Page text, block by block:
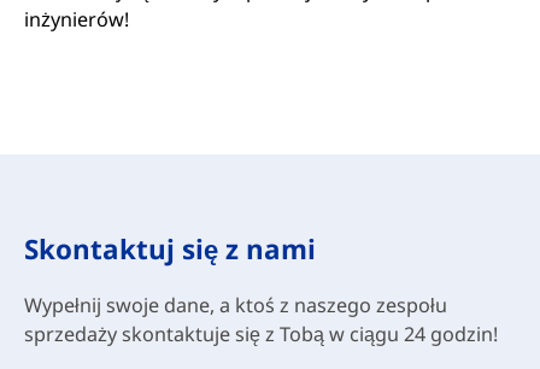
inżynierów!
Skontaktuj się z nami
Wypełnij swoje dane, a ktoś z naszego zespołu
sprzedaży skontaktuje się z Tobą w ciągu 24 godzin!